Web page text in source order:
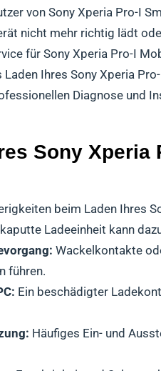
von Sony Xperia Pro-I
nicht mehr richtig lädt
für Sony Xperia Pro-I
Ihres Sony Xperia
Diagnose und
Sony
beim Laden Ihres
Ladeeinheit kann
Wackelkontakte
führen.
Ein beschädigter
Häufiges Ein- und